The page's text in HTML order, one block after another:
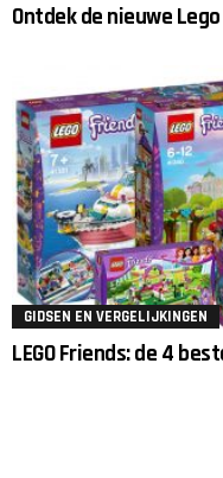
Ontdek de nieuwe
GIDSEN EN VERGELIJKINGEN
LEGO Friends: de 4